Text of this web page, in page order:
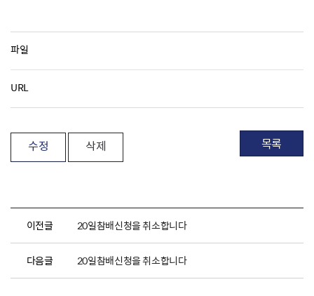
파일
URL
수정 삭제 목록
이전글 20일참배신청을 취소합니다
다음글 20일참배신청을 취소합니다